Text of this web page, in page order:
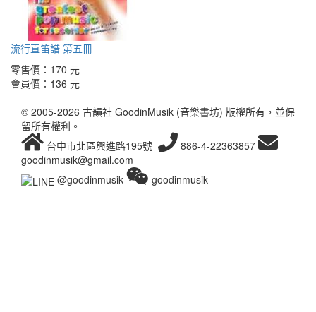
流行直笛譜 第五冊
零售價： 170 元
會員價： 136 元
© 2005-2026 古韻社 GoodinMusik (音樂書坊) 版權所有，並保
留所有權利。
台中市北區興進路195號
886-4-22363857
goodinmusik@gmail.com
@goodinmusik
goodinmusik